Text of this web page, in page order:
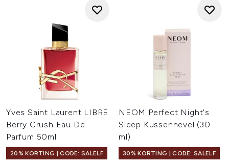
Yves Saint Laurent LIBRE
Berry Crush Eau De
Parfum 50ml
20% KORTING | CODE: SALELF
NEOM Perfect Night's
Sleep Kussennevel (30
ml)
30% KORTING | CODE: SALELF